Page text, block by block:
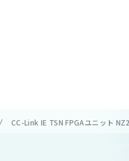
CC-Link IE TSN FPGAユニット